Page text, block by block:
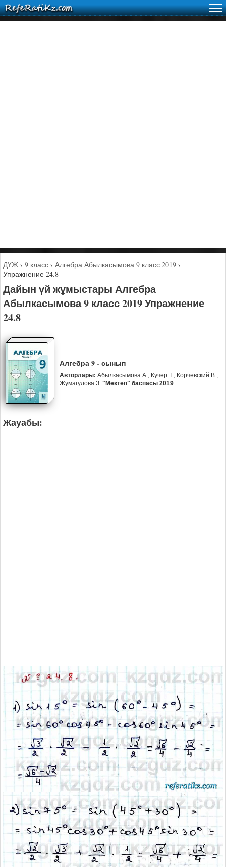
ДҮЖ › 9 класс › Алгебра Абылкасымова 9 класс 2019 ›
Упражнение 24.8
Дайын үй жұмыстары Алгебра
Абылкасымова 9 класс 2019 Упражнение
24.8
Алгебра 9 - сынып
Авторлары: Абылкасымова А., Кучер Т., Корчевский В.,
Жумагулова З. "Мектеп" баспасы 2019
Жауабы: